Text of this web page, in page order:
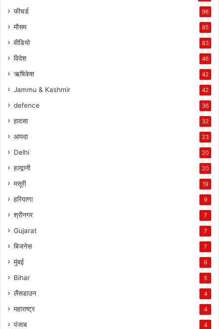
फीचर्ड 96
मौसम 85
वीडियो 83
विदेश 46
ऋषिकेश 42
Jammu & Kashmir 42
defence 36
हादसा 32
आपदा 23
Delhi 20
हल्द्वानी 20
मसूरी 19
हरियाणा 9
श्रीनगर 7
Gujarat 7
बिजनेस 7
मुंबई 6
Bihar 5
लैंसडाउन 4
महाराष्ट्र 4
पंजाब 4